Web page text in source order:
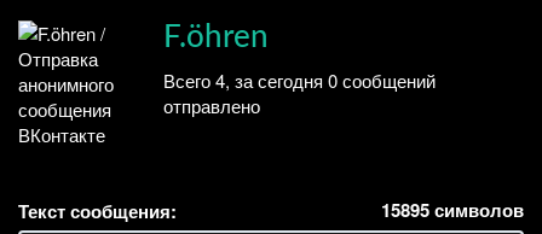
F.öhren
Всего 4, за сегодня 0 сообщений
отправлено
Текст сообщения: 15895символов